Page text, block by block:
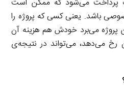
پرداخت می‌شود که ممکن است
باشد. یعنی کسی که پروژه را
پروژه می‌برد خودش هم هزینه آن
رخ می‌دهد، می‌تواند در نتیجه‌ی